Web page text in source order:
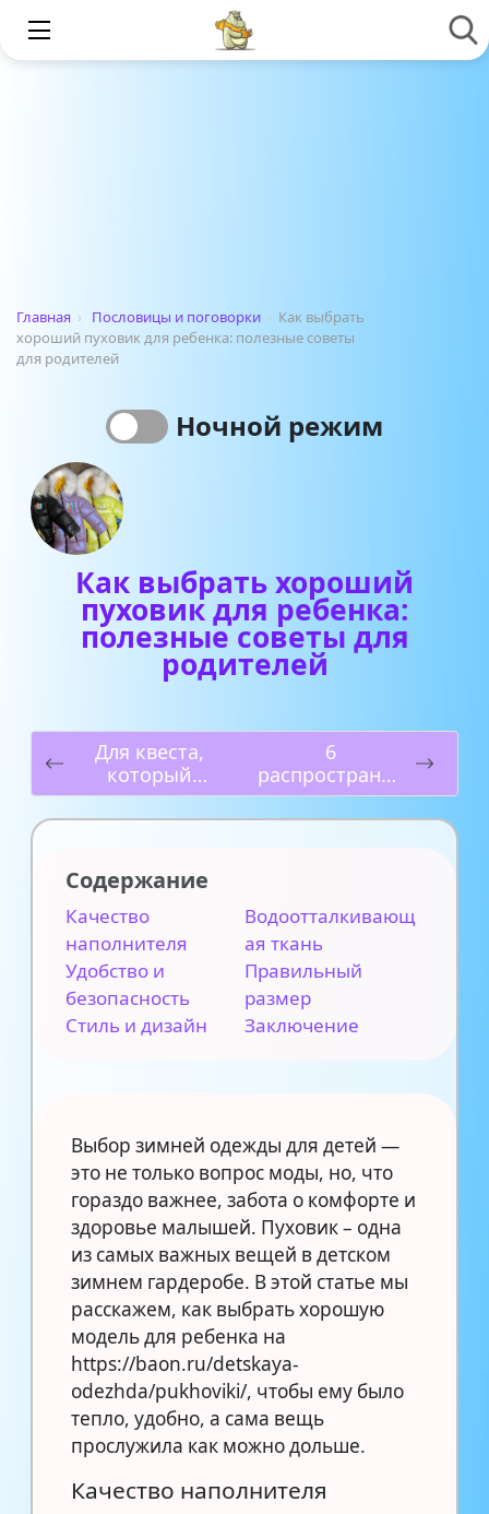
Главная › Пословицы и поговорки › Как выбрать
хороший пуховик для ребенка: полезные советы
для родителей
Ночной режим
Как выбрать хороший
пуховик для ребенка:
полезные советы для
родителей
Для квеста,
который
проходит на
улице
6
распространен
ных мифов про
ЕГЭ
Содержание
Качество
наполнителя
Водоотталкивающ
ая ткань
Удобство и
безопасность
Правильный
размер
Стиль и дизайн
Заключение
Выбор зимней одежды для детей —
это не только вопрос моды, но, что
гораздо важнее, забота о комфорте и
здоровье малышей. Пуховик – одна
из самых важных вещей в детском
зимнем гардеробе. В этой статье мы
расскажем, как выбрать хорошую
модель для ребенка на
https://baon.ru/detskaya-
odezhda/pukhoviki/, чтобы ему было
тепло, удобно, а сама вещь
прослужила как можно дольше.
Качество наполнителя